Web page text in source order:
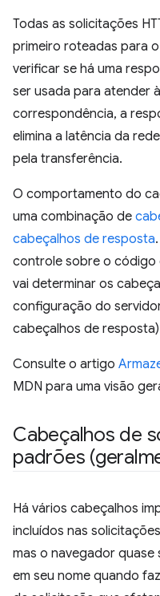
Todas as solicitações
primeiro roteadas para
verificar se há uma
ser usada para atender
correspondência, a
elimina a latência da
pela transferência.
O comportamento do
uma combinação de
cabeçalhos de resposta
controle sobre o código
vai determinar os
configuração do
cabeçalhos de
Consulte o artigo
MDN para uma visão
Cabeçalhos de
padrões
Há vários cabeçalhos
incluídos nas
mas o navegador
em seu nome quando